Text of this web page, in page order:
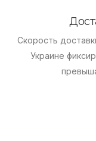
Скорость
Украине